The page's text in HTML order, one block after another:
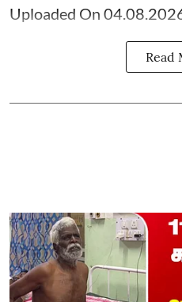
Uploaded On
Read